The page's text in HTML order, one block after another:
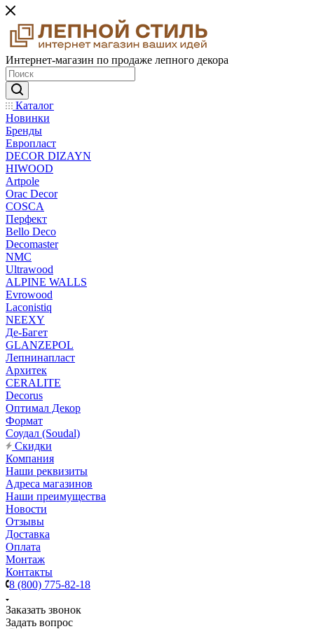
Интернет-магазин по продаже лепного декора
Каталог
Новинки
Бренды
Европласт
DECOR DIZAYN
HIWOOD
Artpole
Orac Decor
COSCA
Перфект
Bello Deco
Decomaster
NMС
Ultrawood
ALPINE WALLS
Evrowood
Laconistiq
NEEXY
Де-Багет
GLANZEPOL
Лепнинапласт
Архитек
CERALITE
Decorus
Оптимал Декор
Формат
Соудал (Soudal)
Скидки
Компания
Наши реквизиты
Адреса магазинов
Наши преимущества
Новости
Отзывы
Доставка
Оплата
Монтаж
Контакты
8 (800) 775-82-18
Заказать звонок
Задать вопрос